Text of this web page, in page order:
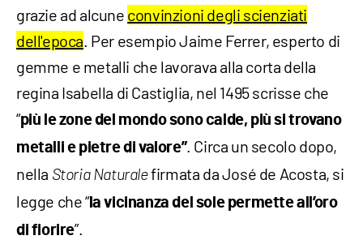
grazie ad alcune convinzioni degli scienziati
dell'epoca. Per esempio Jaime Ferrer, esperto di
gemme e metalli che lavorava alla corta della
regina Isabella di Castiglia, nel 1495 scrisse che
“più le zone del mondo sono calde, più si trovano
metalli e pietre di valore”. Circa un secolo dopo,
nella Storia Naturalefirmata da José de Acosta, si
legge che “la vicinanza del sole permette all’oro
di fiorire”.